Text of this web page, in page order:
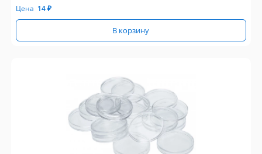
Цена 14₽
В корзину